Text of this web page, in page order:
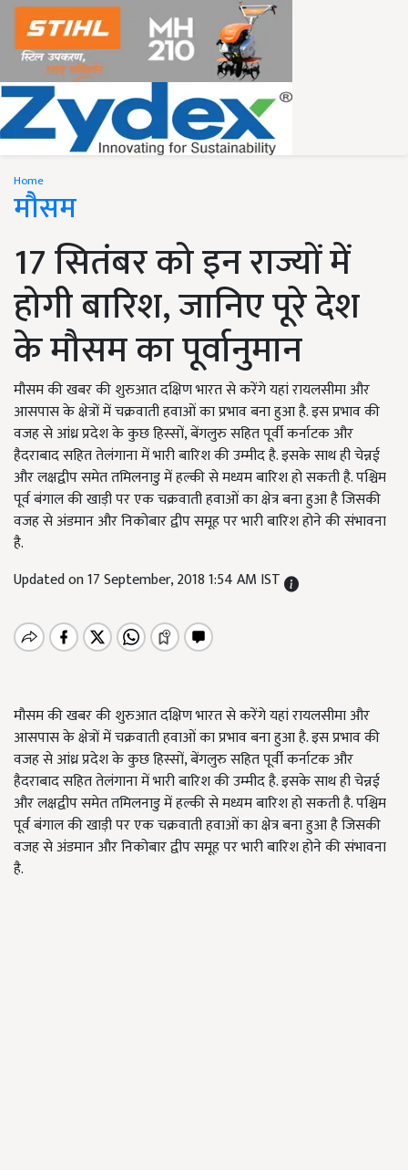
Home
मौसम
17 सितंबर को इन राज्यों में
होगी बारिश, जानिए पूरे देश
के मौसम का पूर्वानुमान
मौसम की खबर की शुरुआत दक्षिण भारत से करेंगे यहां रायलसीमा और
आसपास के क्षेत्रों में चक्रवाती हवाओं का प्रभाव बना हुआ है. इस प्रभाव की
वजह से आंध्र प्रदेश के कुछ हिस्सों, बेंगलुरु सहित पूर्वी कर्नाटक और
हैदराबाद सहित तेलंगाना में भारी बारिश की उम्मीद है. इसके साथ ही चेन्नई
और लक्षद्वीप समेत तमिलनाडु में हल्की से मध्यम बारिश हो सकती है. पश्चिम
पूर्व बंगाल की खाड़ी पर एक चक्रवाती हवाओं का क्षेत्र बना हुआ है जिसकी
वजह से अंडमान और निकोबार द्वीप समूह पर भारी बारिश होने की संभावना
है.
Updated on 17 September, 2018 1:54 AM IST
मौसम की खबर की शुरुआत दक्षिण भारत से करेंगे यहां रायलसीमा और
आसपास के क्षेत्रों में चक्रवाती हवाओं का प्रभाव बना हुआ है. इस प्रभाव की
वजह से आंध्र प्रदेश के कुछ हिस्सों, बेंगलुरु सहित पूर्वी कर्नाटक और
हैदराबाद सहित तेलंगाना में भारी बारिश की उम्मीद है. इसके साथ ही चेन्नई
और लक्षद्वीप समेत तमिलनाडु में हल्की से मध्यम बारिश हो सकती है. पश्चिम
पूर्व बंगाल की खाड़ी पर एक चक्रवाती हवाओं का क्षेत्र बना हुआ है जिसकी
वजह से अंडमान और निकोबार द्वीप समूह पर भारी बारिश होने की संभावना
है.